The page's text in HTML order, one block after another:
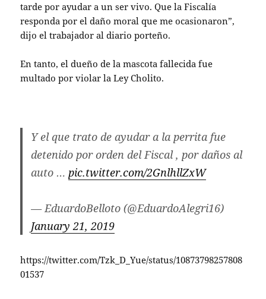
tarde por ayudar a un ser vivo. Que la Fiscalía
responda por el daño moral que me ocasionaron”,
dijo el trabajador al diario porteño.
En tanto, el dueño de la mascota fallecida fue
multado por violar la Ley Cholito.
Y el que trato de ayudar a la perrita fue
detenido por orden del Fiscal , por daños al
auto …pic.twitter.com/2GnlhllZxW
— EduardoBelloto (@EduardoAlegri16)
January 21, 2019
https://twitter.com/Tzk_D_Yue/status/10873798257808
01537